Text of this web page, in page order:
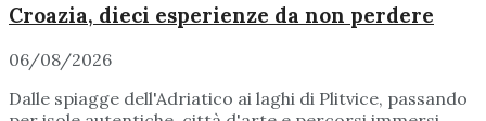
Croazia, dieci esperienze da non perdere
06/08/2026
Dalle spiagge dell'Adriatico ai laghi di Plitvice, passando